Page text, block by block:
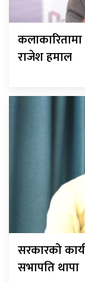
राजेश हमाल
सरकारको
सभापति थापा